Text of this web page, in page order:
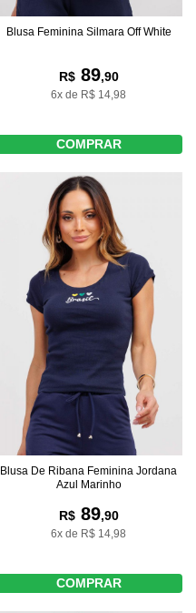
Blusa Feminina Silmara Off White
R$89,90
6x de R$ 14,98
COMPRAR
Blusa De Ribana Feminina Jordana
Azul Marinho
R$89,90
6x de R$ 14,98
COMPRAR